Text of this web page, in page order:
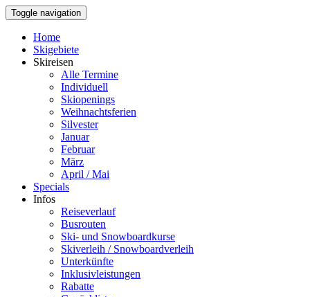
Toggle navigation
Home
Skigebiete
Skireisen
Alle Termine
Individuell
Skiopenings
Weihnachtsferien
Silvester
Januar
Februar
März
April / Mai
Specials
Infos
Reiseverlauf
Busrouten
Ski- und Snowboardkurse
Skiverleih / Snowboardverleih
Unterkünfte
Inklusivleistungen
Rabatte